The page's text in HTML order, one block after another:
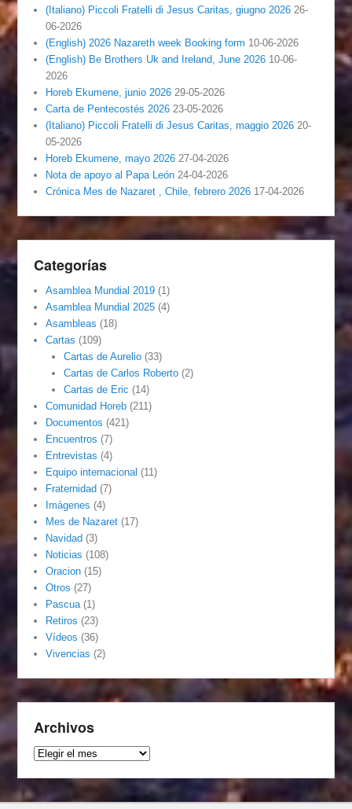
(Italiano) Piccoli Fratelli di Jesus Caritas, giugno 2026 26-
06-2026
(English) 2026 Nazareth week Booking form 10-06-2026
(English) Be Brothers Uk and Ireland, June 2026 10-06-
2026
Horeb Ekumene, junio 2026 29-05-2026
Carta de Pentecostés 2026 23-05-2026
(Italiano) Piccoli Fratelli di Jesus Caritas, maggio 2026 20-
05-2026
Horeb Ekumene, mayo 2026 27-04-2026
Nota de apoyo al Papa León 24-04-2026
Crónica Mes de Nazaret , Chile, febrero 2026 17-04-2026
Categorías
Asamblea Mundial 2019 (1)
Asamblea Mundial 2025 (4)
Asambleas (18)
Cartas (109)
Cartas de Aurelio(33)
Cartas de Carlos Roberto(2)
Cartas de Eric (14)
Comunidad Horeb (211)
Documentos (421)
Encuentros (7)
Entrevistas (4)
Equipo internacional (11)
Fraternidad (7)
Imágenes (4)
Mes de Nazaret (17)
Navidad (3)
Noticias (108)
Oracion (15)
Otros (27)
Pascua (1)
Retiros (23)
Vídeos (36)
Vivencias (2)
Archivos
Archivos